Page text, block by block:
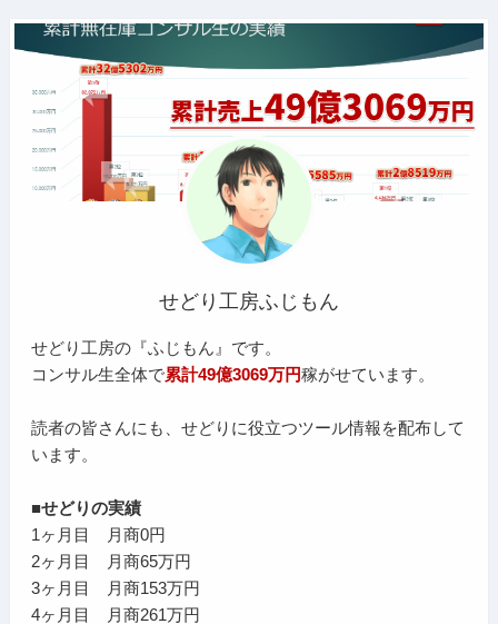
せどり工房ふじもん
せどり工房の『ふじもん』です。
コンサル生全体で累計49億3069万円稼がせています。
読者の皆さんにも、せどりに役立つツール情報を配布して
います。
■せどりの実績
1ヶ月目 月商0円
2ヶ月目 月商65万円
3ヶ月目 月商153万円
4ヶ月目 月商261万円